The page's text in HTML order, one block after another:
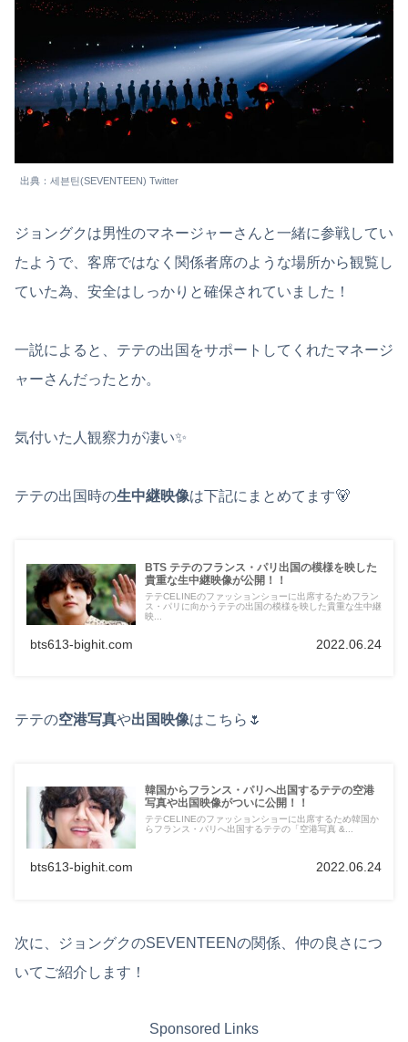
出典：세븐틴(SEVENTEEN) Twitter
ジョングクは男性のマネージャーさんと一緒に参戦してい
たようで、客席ではなく関係者席のような場所から観覧し
ていた為、安全はしっかりと確保されていました！
一説によると、テテの出国をサポートしてくれたマネージ
ャーさんだったとか。
気付いた人観察力が凄い✨
テテの出国時の生中継映像は下記にまとめてます🐻
BTS テテのフランス・パリ出国の模様を映した
貴重な生中継映像が公開！！
テテCELINEのファッションショーに出席するためフラン
ス・パリに向かうテテの出国の模様を映した貴重な生中継
映...
bts613-bighit.com 2022.06.24
テテの空港写真や出国映像はこちら🌷
韓国からフランス・パリへ出国するテテの空港
写真や出国映像がついに公開！！
テテCELINEのファッションショーに出席するため韓国か
らフランス・パリへ出国するテテの「空港写真 &...
bts613-bighit.com 2022.06.24
次に、ジョングクのSEVENTEENの関係、仲の良さにつ
いてご紹介します！
Sponsored Links